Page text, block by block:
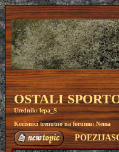
OSTALI
Urednik:lepa_S
Korisnici trenutno na forumu: Nema